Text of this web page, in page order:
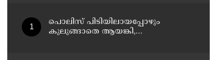
പൊലിസ് പിടിയിലായപ്പോഴും
കുലുങ്ങാതെ ആയങ്കി,